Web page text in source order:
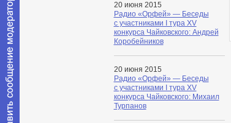
20 июня 2015
Радио «Орфей» — Беседы
с участниками I тура XV
конкурса Чайковского: Андрей
Коробейников
20 июня 2015
Радио «Орфей» — Беседы
с участниками I тура XV
конкурса Чайковского: Михаил
Турпанов